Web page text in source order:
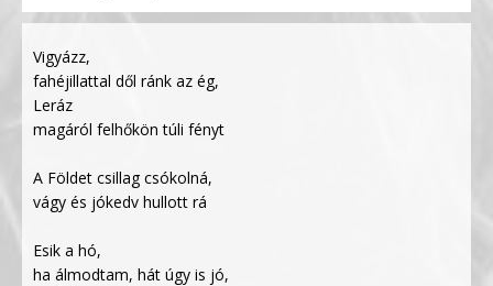
Vigyázz,
fahéjillattal dől ránk az ég,
Leráz
magáról felhőkön túli fényt
A Földet csillag csókolná,
vágy és jókedv hullott rá
Esik a hó,
ha álmodtam, hát úgy is jó,